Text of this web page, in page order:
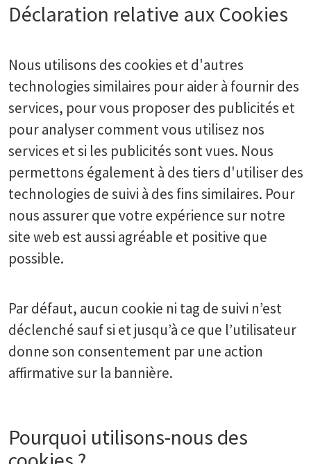
Déclaration relative aux Cookies
Nous utilisons des cookies et d'autres
technologies similaires pour aider à fournir des
services, pour vous proposer des publicités et
pour analyser comment vous utilisez nos
services et si les publicités sont vues. Nous
permettons également à des tiers d'utiliser des
technologies de suivi à des fins similaires. Pour
nous assurer que votre expérience sur notre
site web est aussi agréable et positive que
possible.
Par défaut, aucun cookie ni tag de suivi n’est
déclenché sauf si et jusqu’à ce que l’utilisateur
donne son consentement par une action
affirmative sur la bannière.
Pourquoi utilisons-nous des